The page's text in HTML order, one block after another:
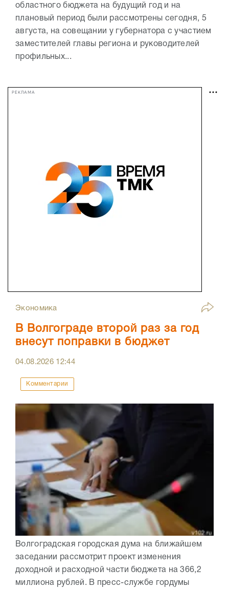
областного бюджета на будущий год и на
плановый период были рассмотрены сегодня, 5
августа, на совещании у губернатора с участием
заместителей главы региона и руководителей
профильных...
РЕКЛАМА
Экономика
В Волгограде второй раз за год
внесут поправки в бюджет
04.08.2026 12:44
Комментарии
Волгоградская городская дума на ближайшем
заседании рассмотрит проект изменения
доходной и расходной части бюджета на 366,2
миллиона рублей. В пресс-службе гордумы